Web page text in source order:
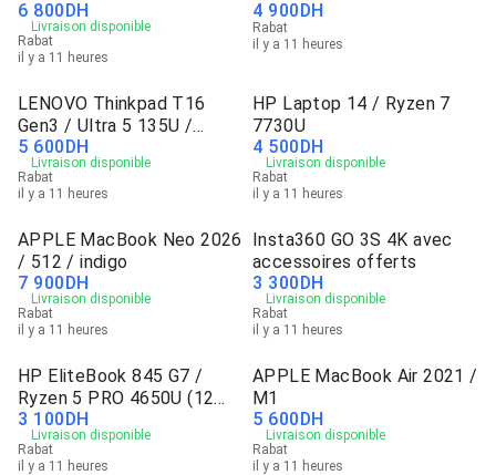
6 800DH
Livraison disponible
Rabat
il y a 11 heures
4 900DH
Rabat
il y a 11 heures
LENOVO Thinkpad T16
Gen3 / Ultra 5 135U /
Tactile
5 600DH
Livraison disponible
Rabat
il y a 11 heures
HP Laptop 14 / Ryzen 7
7730U
4 500DH
Livraison disponible
Rabat
il y a 11 heures
APPLE MacBook Neo 2026
/ 512 / indigo
7 900DH
Livraison disponible
Rabat
il y a 11 heures
Insta360 GO 3S 4K avec
accessoires offerts
3 300DH
Livraison disponible
Rabat
il y a 11 heures
HP EliteBook 845 G7 /
Ryzen 5 PRO 4650U (12
CPUs)
3 100DH
Livraison disponible
Rabat
il y a 11 heures
APPLE MacBook Air 2021 /
M1
5 600DH
Livraison disponible
Rabat
il y a 11 heures